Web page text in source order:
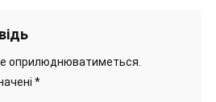
оприлюднюватиметься.
*